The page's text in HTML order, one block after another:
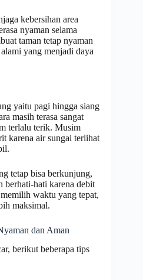
kebersihan area
nyaman selama
taman tetap nyaman
yang menjadi daya
yaitu pagi hingga siang
masih terasa sangat
terlalu terik. Musim
karena air sungai terlihat
tetap bisa berkunjung,
berhati-hati karena debit
waktu yang tepat,
maksimal.
dan Aman
berikut beberapa tips